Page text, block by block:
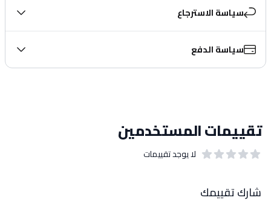
سياسة الاسترجاع
سياسة الدفع
تقييمات المستخدمين
لا يوجد تقييمات
شارك تقييمك